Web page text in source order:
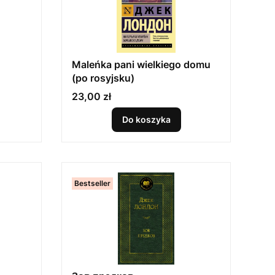
Maleńka pani wielkiego domu
(po rosyjsku)
Cena
23,00 zł
Do koszyka
Bestseller